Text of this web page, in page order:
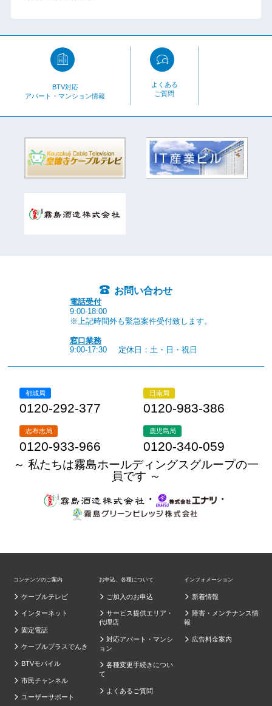
BTV対応
アパート・マンション情報
よくある
ご質問
お問い合わせ
電話受付
9:00-18:00
※上記時間外も緊急案件受付致します。
窓口業務
9:00-17:30
定休日：土・日・祝日
都城局
0120-292-377
日南局
0120-983-386
志布志局
0120-933-966
鹿児島局
0120-340-059
～ 私たちは霧島ホールディングスグループの一
員です ～
・
・
コンテンツのご案内
ケーブルテレビ
インターネット
固定電話
ケーブルプラスでんき
BTVモバイル
市民チャンネル
ユーザーサポート
お申込、各種について
ご加入のお申込
サービス提供エリア・
代理店
対応アパート・マンシ
ョン
各種変更手続きについ
て
よくあるご質問
インフォメーション
新着情報
障害・メンテナンス情
報
広告料金案内